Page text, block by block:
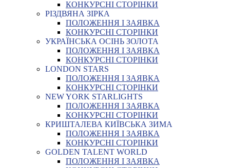
КОНКУРСНІ СТОРІНКИ
РІЗДВЯНА ЗІРКА
ПОЛОЖЕННЯ І ЗАЯВКА
КОНКУРСНІ СТОРІНКИ
УКРАЇНСЬКА ОСІНЬ ЗОЛОТА
ПОЛОЖЕННЯ І ЗАЯВКА
КОНКУРСНІ СТОРІНКИ
LONDON STARS
ПОЛОЖЕННЯ І ЗАЯВКА
КОНКУРСНІ СТОРІНКИ
NEW YORK STARLIGHTS
ПОЛОЖЕННЯ І ЗАЯВКА
КОНКУРСНІ СТОРІНКИ
КРИШТАЛЕВА КИЇВСЬКА ЗИМА
ПОЛОЖЕННЯ І ЗАЯВКА
КОНКУРСНІ СТОРІНКИ
GOLDEN TALENT WORLD
ПОЛОЖЕННЯ І ЗАЯВКА